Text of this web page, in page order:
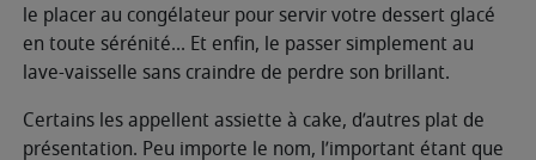
le placer au congélateur pour servir votre dessert glacé
en toute sérénité... Et enfin, le passer simplement au
lave-vaisselle sans craindre de perdre son brillant.
Certains les appellent assiette à cake, d’autres plat de
présentation. Peu importe le nom, l’important étant que